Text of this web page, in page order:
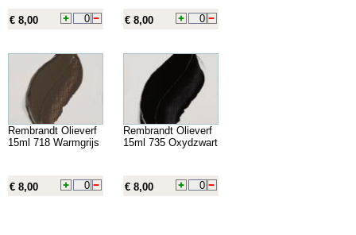
€ 8,00 € 8,00
Rembrandt Olieverf
15ml 718 Warmgrijs
€ 8,00
Rembrandt Olieverf
15ml 735 Oxydzwart
€ 8,00